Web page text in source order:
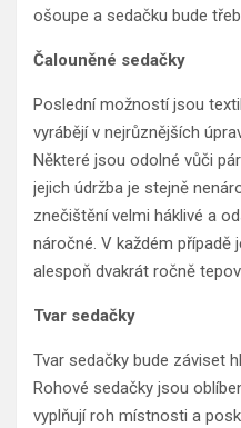
ošoupe a sedačku bude
Čalouněné sedačky
Poslední možností jsou
vyrábějí v nejrůznějších
Některé jsou odolné vůči
jejich údržba je stejně
znečištění velmi háklivé a
náročné. V každém případě
alespoň dvakrát ročně
Tvar sedačky
Tvar sedačky bude záviset
Rohové sedačky jsou
vyplňují roh místnosti a